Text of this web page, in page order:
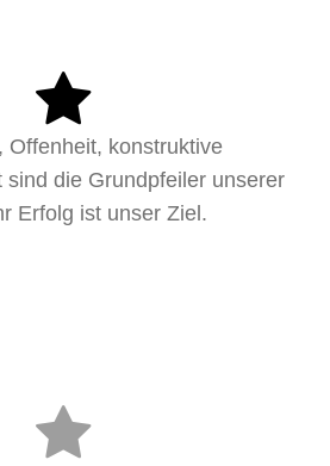
Offenheit, konstruktive
sind die Grundpfeiler unserer
Erfolg ist unser Ziel.